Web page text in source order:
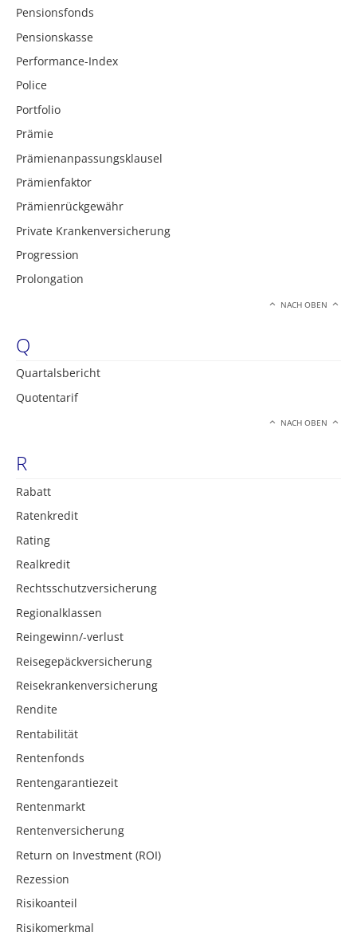
Pensionsfonds
Pensionskasse
Performance-Index
Police
Portfolio
Prämie
Prämienanpassungsklausel
Prämienfaktor
Prämienrückgewähr
Private Krankenversicherung
Progression
Prolongation
NACH OBEN
Q
Quartalsbericht
Quotentarif
NACH OBEN
R
Rabatt
Ratenkredit
Rating
Realkredit
Rechtsschutzversicherung
Regionalklassen
Reingewinn/-verlust
Reisegepäckversicherung
Reisekrankenversicherung
Rendite
Rentabilität
Rentenfonds
Rentengarantiezeit
Rentenmarkt
Rentenversicherung
Return on Investment (ROI)
Rezession
Risikoanteil
Risikomerkmal